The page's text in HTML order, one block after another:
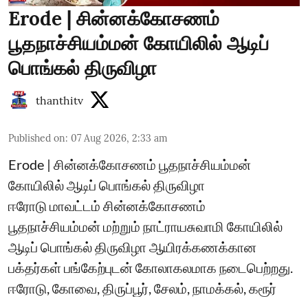
Erode | சின்னக்கோசணம்
பூதநாச்சியம்மன் கோயிலில் ஆடிப்
பொங்கல் திருவிழா
thanthitv
Published on: 07 Aug 2026, 2:33 am
Erode | சின்னக்கோசணம் பூதநாச்சியம்மன்
கோயிலில் ஆடிப் பொங்கல் திருவிழா
ஈரோடு மாவட்டம் சின்னக்கோசணம்
பூதநாச்சியம்மன் மற்றும் நாட்ராயசுவாமி கோயிலில்
ஆடிப் பொங்கல் திருவிழா ஆயிரக்கணக்கான
பக்தர்கள் பங்கேற்புடன் கோலாகலமாக நடைபெற்றது.
ஈரோடு, கோவை, திருப்பூர், சேலம், நாமக்கல், கரூர்